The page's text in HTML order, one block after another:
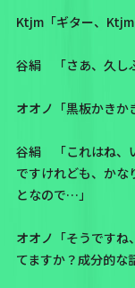
Ktjm「ギター、Ktjm
谷絹 「さあ、久し
オオノ「黒板かきか
谷絹 「これはね、
ですけれども、かな
となので…」
オオノ「そうですね
てますか？成分的な